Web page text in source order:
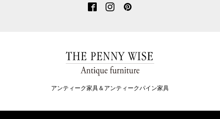
アンティーク家具＆アンティークパイン家具